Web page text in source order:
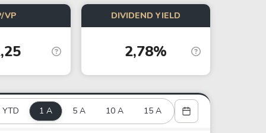
BDR
- BNB
Radar do Dividendo Inteligente
Carteiras Recomendadas
VP DIVIDEND YIELD
2,78%
YTD 1 A 5 A 10 A 15 A